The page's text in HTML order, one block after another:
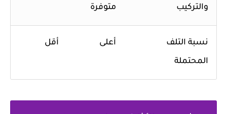
والتركيب متوفرة
نسبة التلف
المحتملة
أعلى أقل